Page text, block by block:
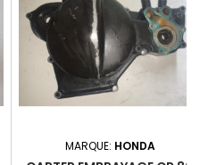
MARQUE: HONDA